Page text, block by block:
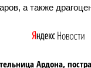
Ардона,